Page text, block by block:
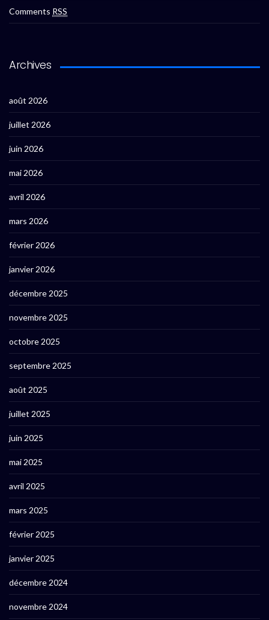
Comments RSS
Archives
août 2026
juillet 2026
juin 2026
mai 2026
avril 2026
mars 2026
février 2026
janvier 2026
décembre 2025
novembre 2025
octobre 2025
septembre 2025
août 2025
juillet 2025
juin 2025
mai 2025
avril 2025
mars 2025
février 2025
janvier 2025
décembre 2024
novembre 2024